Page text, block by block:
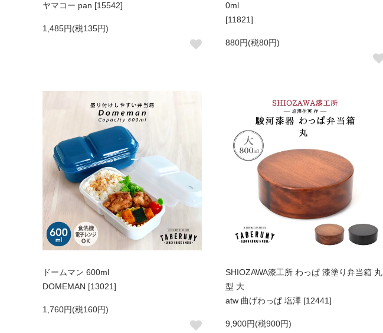
ヤマコー pan [15542]
1,485円(税135円)
0ml
[11821]
880円(税80円)
ドームマン 600ml
DOMEMAN [13021]
1,760円(税160円)
SHIOZAWA漆工所 わっぱ 漆塗り弁当箱 丸
型 大
atw 曲げわっぱ 塩澤 [12441]
9,900円(税900円)